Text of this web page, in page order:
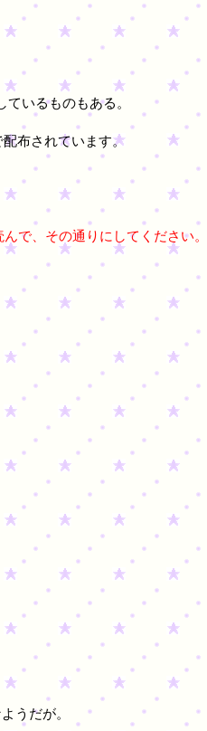
いるものもある。
布されています。
で、その通りにしてください。
うだが。